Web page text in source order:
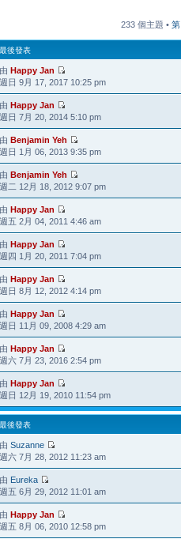
233 個主題 • 第
最後發表
由Happy Jan
週日 9月 17, 2017 10:25 pm
由Happy Jan
週日 7月 20, 2014 5:10 pm
由Benjamin Yeh
週日 1月 06, 2013 9:35 pm
由Benjamin Yeh
週二 12月 18, 2012 9:07 pm
由Happy Jan
週五 2月 04, 2011 4:46 am
由Happy Jan
週四 1月 20, 2011 7:04 pm
由Happy Jan
週日 8月 12, 2012 4:14 pm
由Happy Jan
週日 11月 09, 2008 4:29 am
由Happy Jan
週六 7月 23, 2016 2:54 pm
由Happy Jan
週日 12月 19, 2010 11:54 pm
最後發表
由Suzanne
週六 7月 28, 2012 11:23 am
由 Eureka
週五 6月 29, 2012 11:01 am
由Happy Jan
週五 8月 06, 2010 12:58 pm